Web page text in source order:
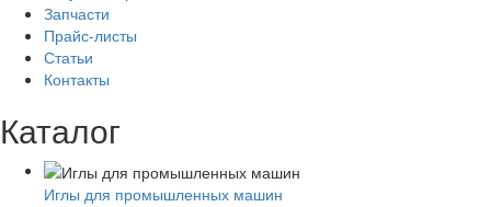
Запчасти
Прайс-листы
Статьи
Контакты
Каталог
Иглы для промышленных машин